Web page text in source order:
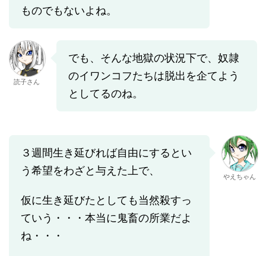
ものでもないよね。
読子さん
でも、そんな地獄の状況下で、奴隷
のイワンコフたちは脱出を企てよう
としてるのね。
３週間生き延びれば自由にするとい
う希望をわざと与えた上で、
仮に生き延びたとしても当然殺すっ
ていう・・・本当に鬼畜の所業だよ
ね・・・
やえちゃん